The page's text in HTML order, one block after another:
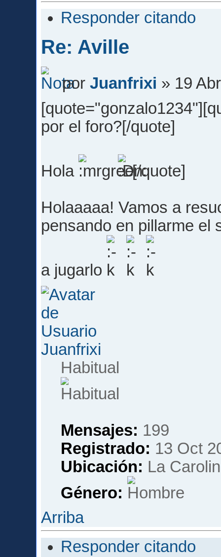
Responder citando
Re: Aville
porJuanfrixi » 19
por el foro?[/quote]
Hola [/quote]
Holaaaaa! Vamos a
pensando en pillarme el
a jugarlo
Juanfrixi
Habitual
Mensajes: 199
Registrado: 13 Oct
Ubicación: La
Género:
Arriba
Responder citando